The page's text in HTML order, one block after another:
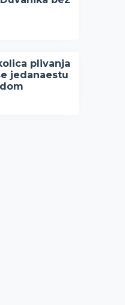
plivanja
jedanaestu